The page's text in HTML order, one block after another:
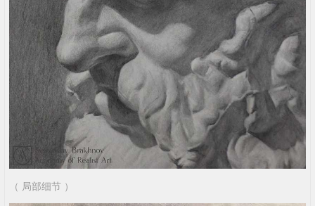
（ 局部细节 ）